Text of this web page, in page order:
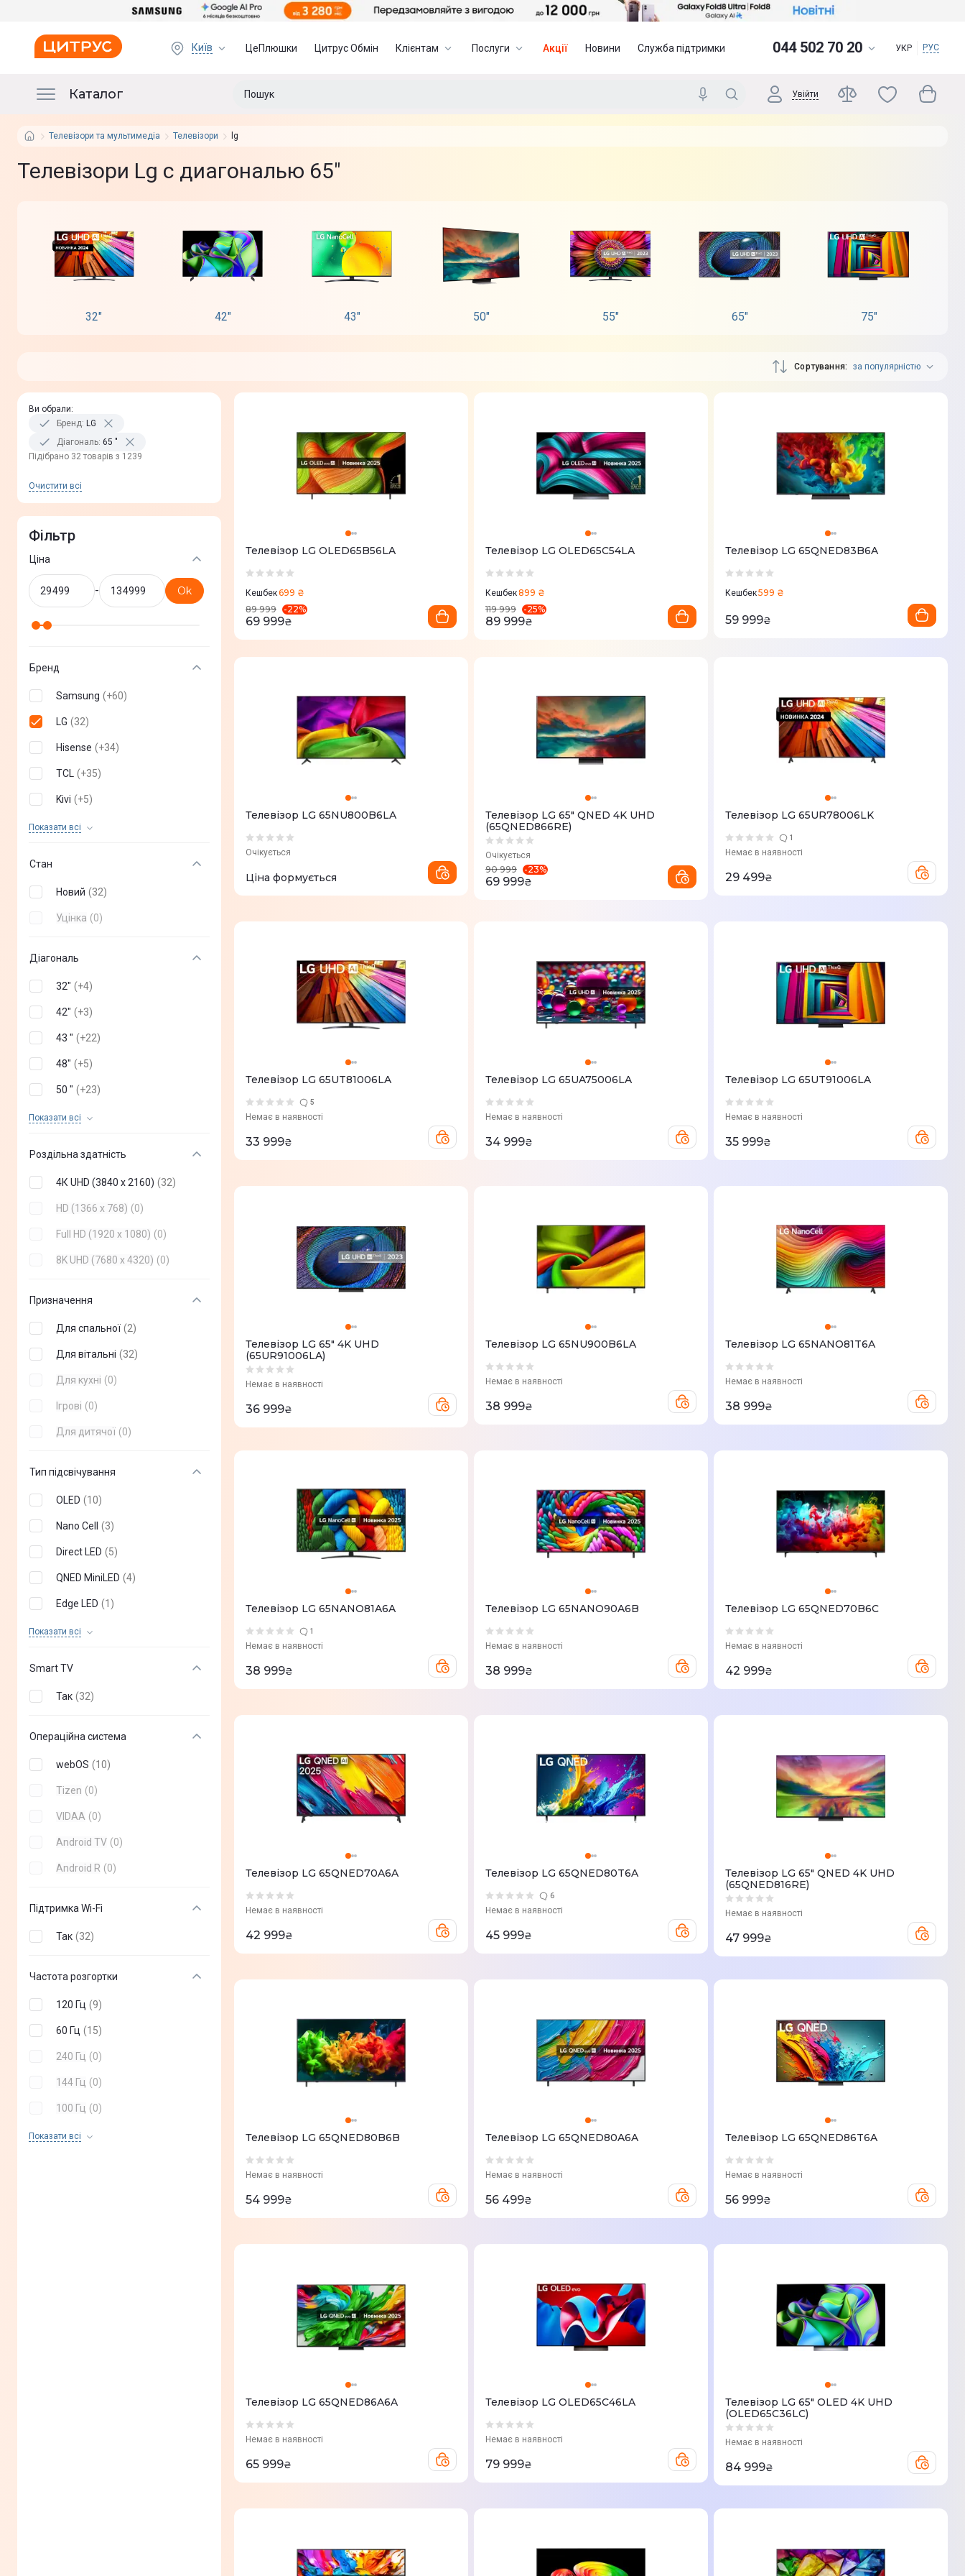
Київ ЦеПлюшки Цитрус Обмін Клієнтам Послуги Акції Новини Служба підтримки 044 502 70 20 УКР РУС
Каталог Увійти
Телевізори та мультимедіа Телевізори lg
Телевізори Lg с диагональю 65"
32" 42" 43" 50" 55" 65" 75"
Сортування за популярністю
Ви обрали:
Бренд: LG
Діагональ: 65 "
Пiдiбрано 32 товарів з 1239
Очистити всi
Фільтр
Ціна
- Ok
Бренд
Samsung (+60)
LG (32)
Hisense (+34)
TCL (+35)
Kivi (+5)
Показати всi
Sony +8
Xiaomi
Haier (+
Skyworth
ERGO (+6
2E + 3)
Toshiba (+
G-Plus (+0)
Mystery (+0)
BRAVIS ( +0 )
Vinga ( + 0)
Setup ( +0 )
Стан
Новий (32)
Уцінка (0)
Діагональ
32" (+4)
42" (+3)
43 " (+22)
48" (+5)
50 " (+23)
Показати всi
55 " (+ 34
97" (+3)
98"
100" +
24"
27" + 0)
31,5"
58" ( +0)
60" (+ 0)
70" (+0)
115" (+0)
Роздільна здатність
4К UHD (3840 x 2160) (32)
HD (1366 x 768) (0)
Full HD (1920 x 1080) (0)
8K UHD (7680 x 4320) (0)
Призначення
Для спальної (2)
Для вітальні (32)
Для кухні (0)
Ігрові (0)
Для дитячої (0)
Тип підсвічування
OLED (10)
Nano Cell (3)
Direct LED (5)
QNED MiniLED (4)
Edge LED (1 )
Показати всi
LED (0 )
Mini LED (0)
Neo QLED (0
Smart TV
Так (32)
Операційна система
webOS (10)
Tizen (0)
VIDAA (0)
Android TV (0)
Android R (0)
Підтримка Wi-Fi
Так (32)
Частота розгортки
120 Гц (9)
60 Гц (15)
240 Гц (0)
144 Гц (0)
100 Гц (0)
Показати всi
55 Гц 0
Телевізор LG OLED65B56LA
Кешбек699 ₴
89 999
-22%
69 999₴
Телевізор LG OLED65C54LA
Кешбек899 ₴
119 999
-25%
89 999₴
Телевізор LG 65QNED83B6A
Кешбек599 ₴
59 999₴
Телевізор LG 65NU800B6LA
Очікується
Ціна формується
Телевізор LG 65" QNED 4K UHD
(65QNED866RE)
Очікується
90 999 -23%
69 999₴
Телевізор LG 65UR78006LK
1
Немає в наявності
29 499₴
Телевізор LG 65UT81006LA
5
Немає в наявності
33 999₴
Телевізор LG 65UA75006LA
Немає в наявності
34 999₴
Телевізор LG 65UT91006LA
Немає в наявності
35 999₴
Телевізор LG 65" 4K UHD
(65UR91006LA)
Немає в наявності
36 999₴
Телевізор LG 65NU900B6LA
Немає в наявності
38 999₴
Телевізор LG 65NANO81T6A
Немає в наявності
38 999₴
Телевізор LG 65NANO81A6A
1
Немає в наявності
38 999₴
Телевізор LG 65NANO90A6B
Немає в наявності
38 999₴
Телевізор LG 65QNED70B6C
Немає в наявності
42 999₴
Телевізор LG 65QNED70A6A
Немає в наявності
42 999₴
Телевізор LG 65QNED80T6A
6
Немає в наявності
45 999₴
Телевізор LG 65" QNED 4K UHD
(65QNED816RE)
Немає в наявності
47 999₴
Телевізор LG 65QNED80B6B
Немає в наявності
54 999₴
Телевізор LG 65QNED80A6A
Немає в наявності
56 499₴
Телевізор LG 65QNED86T6A
Немає в наявності
56 999₴
Телевізор LG 65QNED86A6A
Немає в наявності
65 999₴
Телевізор LG OLED65C46LA
Немає в наявності
79 999₴
Телевізор LG 65" OLED 4K UHD
(OLED65C36LC)
Немає в наявності
84 999₴